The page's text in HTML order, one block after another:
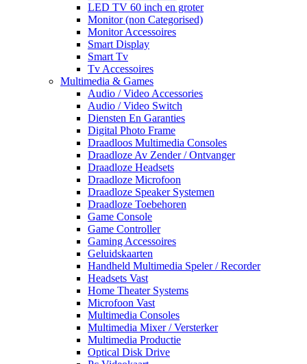
LED TV 60 inch en groter
Monitor (non Categorised)
Monitor Accessoires
Smart Display
Smart Tv
Tv Accessoires
Multimedia & Games
Audio / Video Accessories
Audio / Video Switch
Diensten En Garanties
Digital Photo Frame
Draadloos Multimedia Consoles
Draadloze Av Zender / Ontvanger
Draadloze Headsets
Draadloze Microfoon
Draadloze Speaker Systemen
Draadloze Toebehoren
Game Console
Game Controller
Gaming Accessoires
Geluidskaarten
Handheld Multimedia Speler / Recorder
Headsets Vast
Home Theater Systems
Microfoon Vast
Multimedia Consoles
Multimedia Mixer / Versterker
Multimedia Productie
Optical Disk Drive